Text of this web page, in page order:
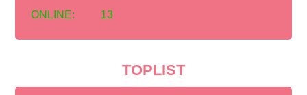
ONLINE: 13
TOPLIST